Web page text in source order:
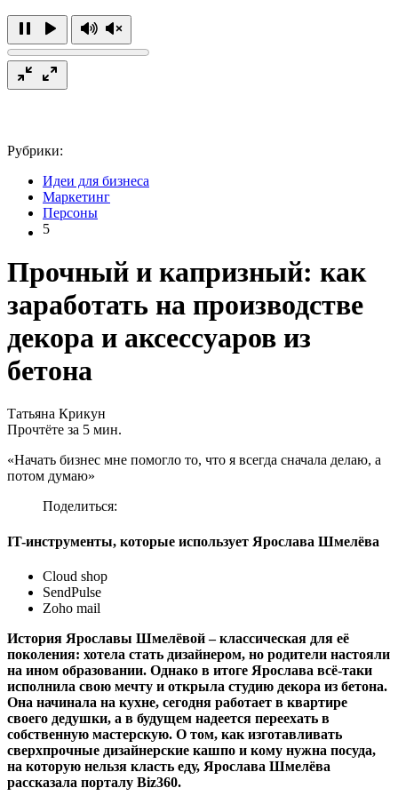
Рубрики:
Идеи для бизнеса
Маркетинг
Персоны
5
Прочный и капризный: как
заработать на производстве
декора и аксессуаров из
бетона
Татьяна Крикун
Прочтёте за 5 мин.
«Начать бизнес мне помогло то, что я всегда сначала делаю, а
потом думаю»
Поделиться:
IT-инструменты, которые использует Ярослава Шмелёва
Cloud shop
SendPulse
Zoho mail
История Ярославы Шмелёвой – классическая для её
поколения: хотела стать дизайнером, но родители настояли
на ином образовании. Однако в итоге Ярослава всё-таки
исполнила свою мечту и открыла студию декора из бетона.
Она начинала на кухне, сегодня работает в квартире
своего дедушки, а в будущем надеется переехать в
собственную мастерскую. О том, как изготавливать
сверхпрочные дизайнерские кашпо и кому нужна посуда,
на которую нельзя класть еду, Ярослава Шмелёва
рассказала порталу Biz360.